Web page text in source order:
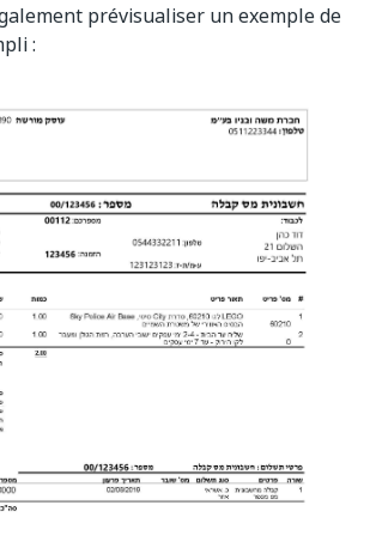
prévisualiser un exemple de
: